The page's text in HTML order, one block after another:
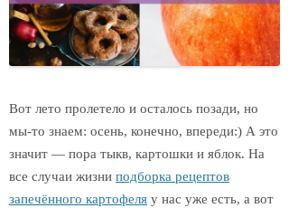
Вот лето пролетело и осталось позади, но
мы-то знаем: осень, конечно, впереди:) А это
значит — пора тыкв, картошки и яблок. На
все случаи жизни подборка рецептов
запечённого картофеля у нас уже есть, а вот